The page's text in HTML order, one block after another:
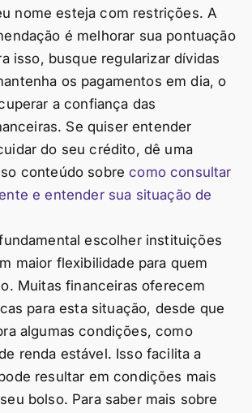
nome esteja com restrições. A
é melhorar sua pontuação
isso, busque regularizar dívidas
os pagamentos em dia, o
a confiança das
Se quiser entender
do seu crédito, dê uma
conteúdo sobrecomo consultar
e entender sua situação de
escolher instituições
maior flexibilidade para quem
Muitas financeiras oferecem
para esta situação, desde que
algumas condições, como
renda estável. Isso facilita a
resultar em condições mais
bolso. Para saber mais sobre